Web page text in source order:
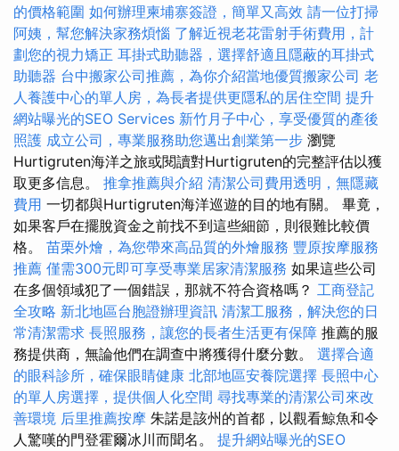
的價格範圍 如何辦理柬埔寨簽證，簡單又高效 請一位打掃
阿姨，幫您解決家務煩惱 了解近視老花雷射手術費用，計
劃您的視力矯正 耳掛式助聽器，選擇舒適且隱蔽的耳掛式
助聽器 台中搬家公司推薦，為你介紹當地優質搬家公司 老
人養護中心的單人房，為長者提供更隱私的居住空間 提升
網站曝光的SEO Services 新竹月子中心，享受優質的產後
照護 成立公司，專業服務助您邁出創業第一步 瀏覽
Hurtigruten海洋之旅或閱讀對Hurtigruten的完整評估以獲
取更多信息。 推拿推薦與介紹 清潔公司費用透明，無隱藏
費用 一切都與Hurtigruten海洋巡遊的目的地有關。 畢竟，
如果客戶在擺脫資金之前找不到這些細節，則很難比較價
格。 苗栗外燴，為您帶來高品質的外燴服務 豐原按摩服務
推薦 僅需300元即可享受專業居家清潔服務 如果這些公司
在多個領域犯了一個錯誤，那就不符合資格嗎？ 工商登記
全攻略 新北地區台胞證辦理資訊 清潔工服務，解決您的日
常清潔需求 長照服務，讓您的長者生活更有保障 推薦的服
務提供商，無論他們在調查中將獲得什麼分數。 選擇合適
的眼科診所，確保眼睛健康 北部地區安養院選擇 長照中心
的單人房選擇，提供個人化空間 尋找專業的清潔公司來改
善環境 后里推薦按摩 朱諾是該州的首都，以觀看鯨魚和令
人驚嘆的門登霍爾冰川而聞名。 提升網站曝光的SEO